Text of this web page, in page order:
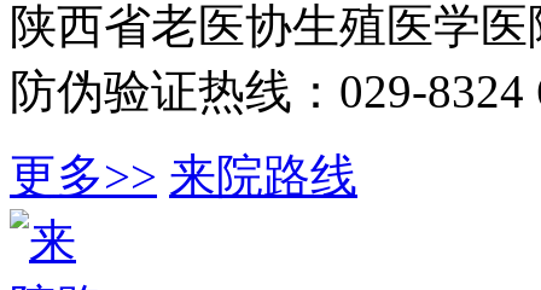
陕西省老医协生殖医学医
防伪验证热线：029-8324
更多>> 来院路线